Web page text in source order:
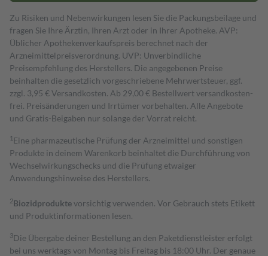
Zu Risiken und Nebenwirkungen lesen Sie die Packungsbeilage und
fragen Sie Ihre Ärztin, Ihren Arzt oder in Ihrer Apotheke. AVP:
Üblicher Apothekenverkaufspreis berechnet nach der
Arzneimittelpreisverordnung. UVP: Unverbindliche
Preisempfehlung des Herstellers. Die angegebenen Preise
beinhalten die gesetzlich vorgeschriebene Mehrwertsteuer, ggf.
zzgl. 3,95 € Versandkosten. Ab 29,00 € Bestell­wert versand­kosten­
frei. Preisänderungen und Irrtümer vorbehalten. Alle Angebote
und Gratis-Beigaben nur solange der Vorrat reicht.
1 Eine pharmazeutische Prüfung der Arzneimittel und sonstigen
Produkte in deinem Warenkorb beinhaltet die Durchführung von
Wechselwirkungschecks und die Prüfung etwaiger
Anwendungshinweise des Herstellers.
2Biozidproduktevorsichtig verwenden. Vor Gebrauch stets Etikett
und Produktinformationen lesen.
3Die Übergabe deiner Bestellung an den Paketdienstleister erfolgt
bei uns werktags von Montag bis Freitag bis 18:00 Uhr. Der genaue